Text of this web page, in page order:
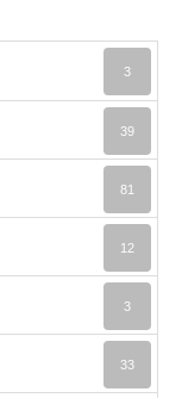
3
39
81
12
3
33